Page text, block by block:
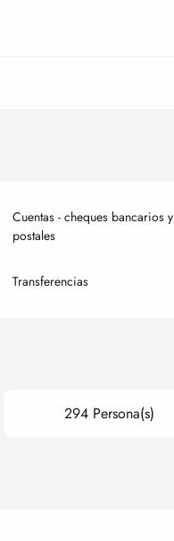
Cuentas - cheques bancarios y
postales
Transferencias
294 Persona(s)